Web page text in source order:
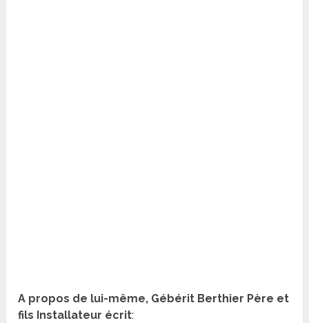
A propos de lui-même, Gébérit Berthier Père et
fils Installateur écrit: